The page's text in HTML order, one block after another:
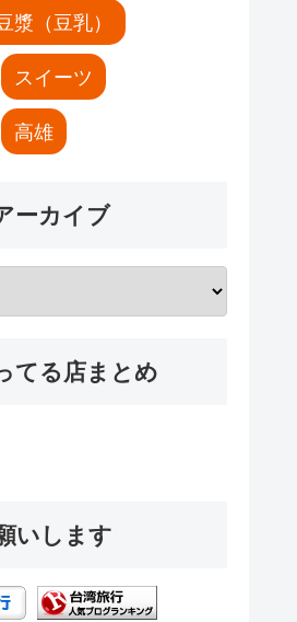
漿（豆乳）
スイーツ
高雄
ーカイブ
てる店まとめ
いします